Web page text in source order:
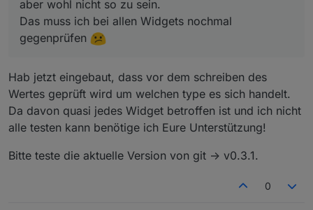
Habt ihr eine Idee? Ist das IconList Widget für
mein Vorhaben überhaupt geeignet?
Dachte das die Werte autmoatisch vom vis in den
korrekten type umgewandelt werden. Das scheint
aber wohl nicht so zu sein.
Das muss ich bei allen Widgets nochmal
aber wohl nicht so zu sein.
Das muss ich bei allen Widgets nochmal
gegenprüfen
Hab jetzt eingebaut, dass vor dem schreiben des
Wertes geprüft wird um welchen type es sich handelt.
Da davon quasi jedes Widget betroffen ist und ich nicht
alle testen kann benötige ich Eure Unterstützung!
Bitte teste die aktuelle Version von git -> v0.3.1.
0